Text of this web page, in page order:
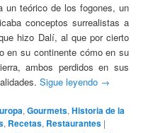
un teórico de los fogones, un
conceptos surrealistas a
hizo Dalí, al que por cierto
en su continente cómo en su
ambos perdidos en sus
Sigue leyendo →
,Gourmets,Historia de la
, Recetas, Restaurantes |